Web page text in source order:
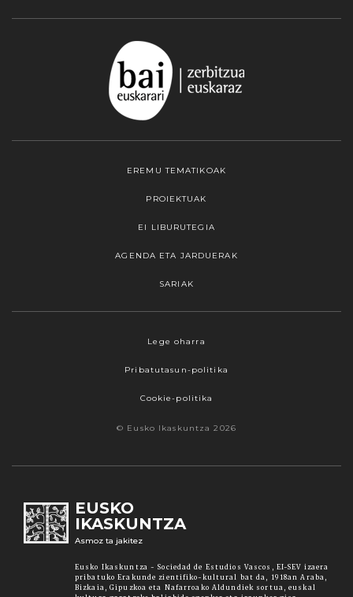
EREMU TEMATIKOAK
PROIEKTUAK
EI LIBURUTEGIA
AGENDA ETA JARDUERAK
SARIAK
Lege oharra
Pribatutasun-politika
Cookie-politika
© Eusko Ikaskuntza 2026
EUSKO
IKASKUNTZA
Asmoz ta jakitez
Eusko Ikaskuntza - Sociedad de Estudios Vascos, EI-SEV izaera
pribatuko Erakunde zientifiko-kultural bat da, 1918an Araba,
Bizkaia, Gipuzkoa eta Nafarroako Aldundiek sortua, euskal
Webgune honek cookieak erabiltzen ditu,
nabigatzeko nahiago duzun cookie aukera.
Guztiz desaktibatzea ere hauta dezakezu.
"konfigurazioa" aukeran. "Onartzen dut" botoia
cookie politika onartzen duzula adierazten ari
gehiago lortzeko.
Onartu